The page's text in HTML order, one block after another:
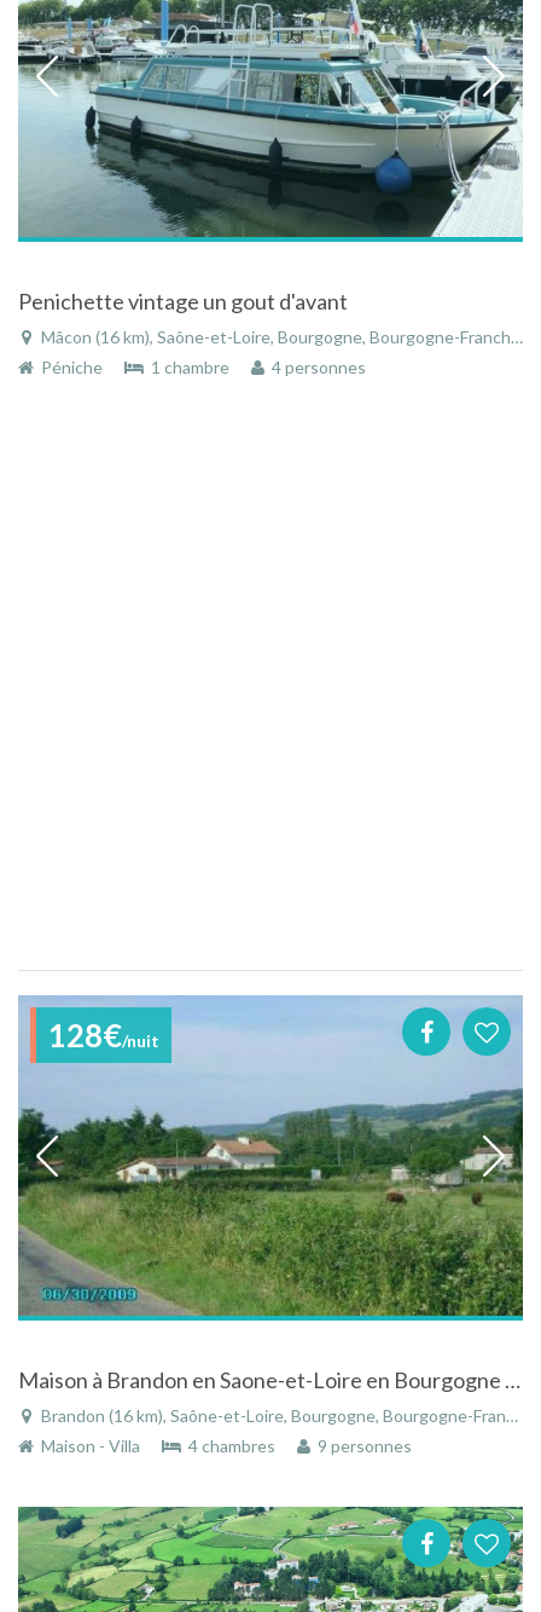
Penichette vintage un gout d'avant
Mâcon (16 km), Saône-et-Loire, Bourgogne, Bourgogne-Franche-Comté, France
Péniche
1 chambre 4 personnes
128€/nuit
Maison à Brandon en Saone-et-Loire en Bourgogne avec piscine
Brandon (16 km), Saône-et-Loire, Bourgogne, Bourgogne-Franche-Comté, France
Maison - Villa
4 chambres 9 personnes